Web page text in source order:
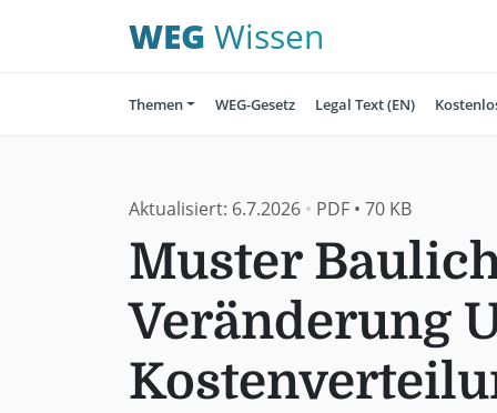
WEG Wissen
Themen WEG-Gesetz Legal Text (EN)
Aktualisiert: 6.7.2026• PDF• 70 KB
Muster
Veränderung